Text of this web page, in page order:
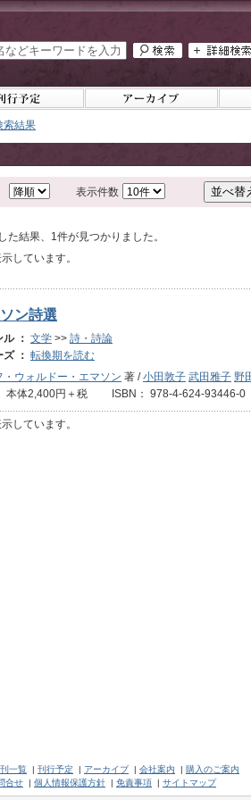
索結果
表示件数
た結果、1件が見つかりました。
しています。
ン詩選
： 文学 >> 詩・詩論
： 転換期を読む
・ウォルドー・エマソン 著 /小田敦子 武田雅子 野
本体2,400円＋税 ISBN： 978-4-624-
しています。
一覧 | 刊行予定 | アーカイブ | 会社案内 | 購入のご案内
合せ | 個人情報保護方針 | 免責事項 | サイトマップ